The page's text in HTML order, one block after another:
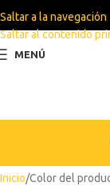
Saltar a la navegación
Saltar al contenido
MENÚ
Inicio Color del